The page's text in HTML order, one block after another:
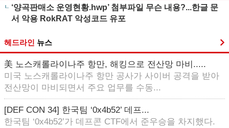
‘양곡판매소 운영현황.hwp’ 첨부파일 무슨 내용?...한글 문
서 악용 RokRAT 악성코드 유포
헤드라인 뉴스
美 노스캐롤라이나주 항만, 해킹으로 전산망 마비.....
미국 노스캐롤라이나주 항만 공사가 사이버 공격을 받아
전산망이 마비되면서 주요 업무를 수동...
[DEF CON 34] 한국팀 ‘0x4b52’ 데프...
한국팀 ‘0x4b52’가 데프콘 CTF에서 준우승을 차지했다.